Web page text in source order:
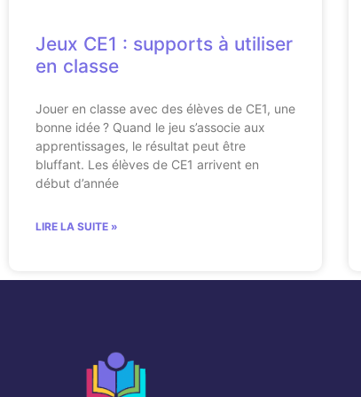
Jeux CE1 : supports à utiliser
en classe
Jouer en classe avec des élèves de CE1, une
bonne idée ? Quand le jeu s’associe aux
apprentissages, le résultat peut être
bluffant. Les élèves de CE1 arrivent en
début d’année
LIRE LA SUITE »